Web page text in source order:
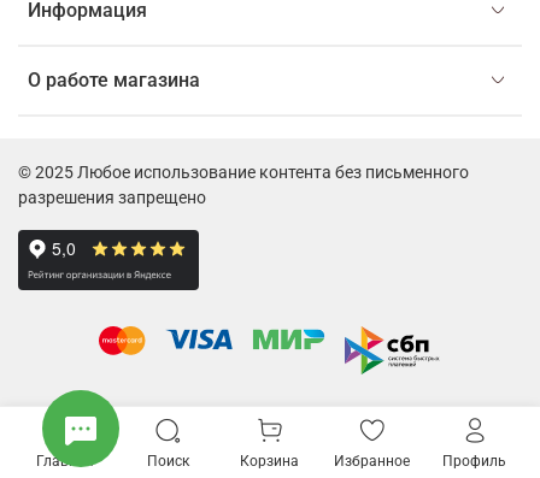
Информация
О работе магазина
© 2025 Любое использование контента без письменного
разрешения запрещено
Главная Поиск Корзина Избранное Профиль